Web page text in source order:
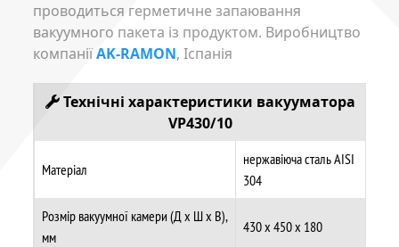
проводиться герметичне запаювання
вакуумного пакета із продуктом. Виробництво
компаніїAK-RAMON, Іспанія
Технічні характеристики вакууматора
VP430/10
Матеріал
нержавіюча сталь AISI
304
Розмір вакуумної камери (Д х Ш х В),
мм
430 x 450 x 180